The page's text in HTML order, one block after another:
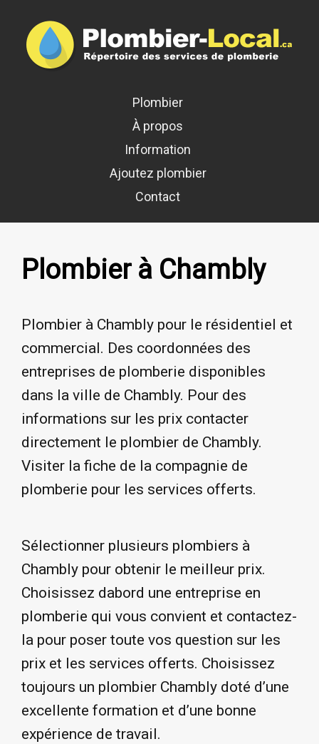
Plombier
À propos
Information
Ajoutez plombier
Contact
Plombier à Chambly
Plombier à Chambly pour le résidentiel et
commercial. Des coordonnées des
entreprises de plomberie disponibles
dans la ville de Chambly. Pour des
informations sur les prix contacter
directement le plombier de Chambly.
Visiter la fiche de la compagnie de
plomberie pour les services offerts.
Sélectionner plusieurs plombiers à
Chambly pour obtenir le meilleur prix.
Choisissez dabord une entreprise en
plomberie qui vous convient et contactez-
la pour poser toute vos question sur les
prix et les services offerts. Choisissez
toujours un plombier Chambly doté d’une
excellente formation et d’une bonne
expérience de travail.